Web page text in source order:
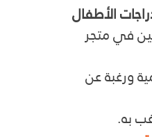
الأطفال
في متجر
ورغبة عن
به.